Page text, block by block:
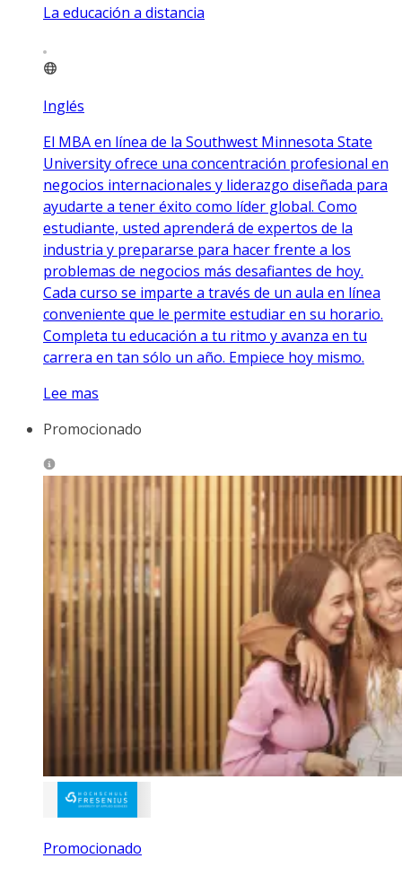
La educación a distancia
Inglés
El MBA en línea de la Southwest Minnesota State
University ofrece una concentración profesional en
negocios internacionales y liderazgo diseñada para
ayudarte a tener éxito como líder global. Como
estudiante, usted aprenderá de expertos de la
industria y prepararse para hacer frente a los
problemas de negocios más desafiantes de hoy.
Cada curso se imparte a través de un aula en línea
conveniente que le permite estudiar en su horario.
Completa tu educación a tu ritmo y avanza en tu
carrera en tan sólo un año. Empiece hoy mismo.
Lee mas
Promocionado
Promocionado